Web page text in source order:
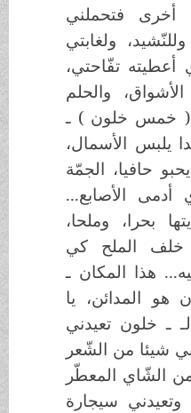
فتحملني
ولغابتي
تفّاحتي،
والحلم
خمس خلون ) ـ
الأسمال،
حافيا، الجمّة
الأصابع...
بحرا، وملحا،
الملح كي
هذا المكان ـ
المدائن، يا
ـ خلون تعيدني
شيئا من الشّعر
الشّاي المعطّر
سيجارة